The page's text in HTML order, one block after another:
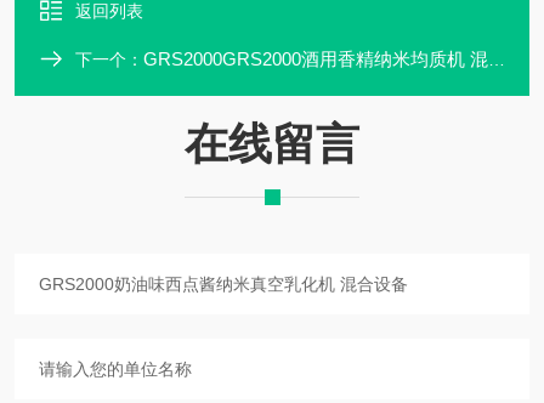
返回列表
下一个： GRS2000GRS2000酒用香精纳米均质机 混合设备
在线留言